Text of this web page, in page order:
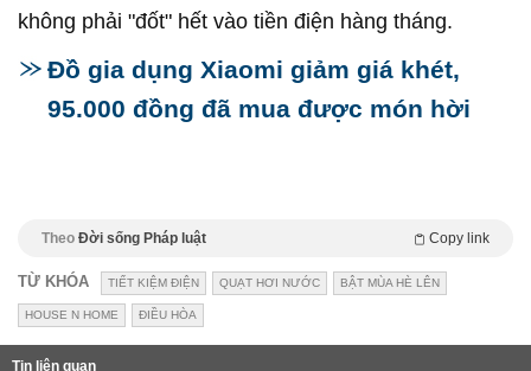
không phải "đốt" hết vào tiền điện hàng tháng.
Đồ gia dụng Xiaomi giảm giá khét,
95.000 đồng đã mua được món hời
Theo Đời sống Pháp luật Copy link
TỪ KHÓA TIẾT KIỆM ĐIỆN QUẠT HƠI NƯỚC BẬT MÙA HÈ LÊN
HOUSE N HOME ĐIỀU HÒA
Tin liên quan